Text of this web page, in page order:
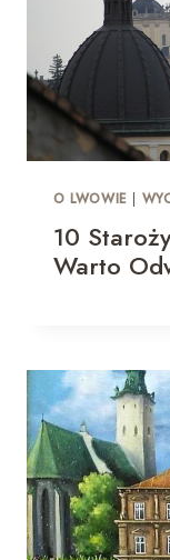
O LWOWIE |
10
Warto